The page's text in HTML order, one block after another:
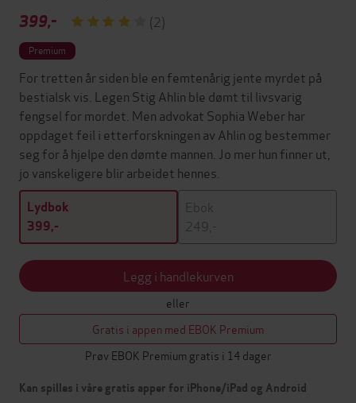
399,- (2)
Premium
For tretten år siden ble en femtenårig jente myrdet på
bestialsk vis. Legen Stig Ahlin ble dømt til livsvarig
fengsel for mordet. Men advokat Sophia Weber har
oppdaget feil i etterforskningen av Ahlin og bestemmer
seg for å hjelpe den dømte mannen. Jo mer hun finner ut,
jo vanskeligere blir arbeidet hennes.
Lydbok
399,-
Ebok
249,-
Legg i handlekurven
eller
Gratis i appen med EBOK Premium
Prøv EBOK Premium gratis i 14 dager
Kan spilles i våre gratis apper for iPhone/iPad og Android